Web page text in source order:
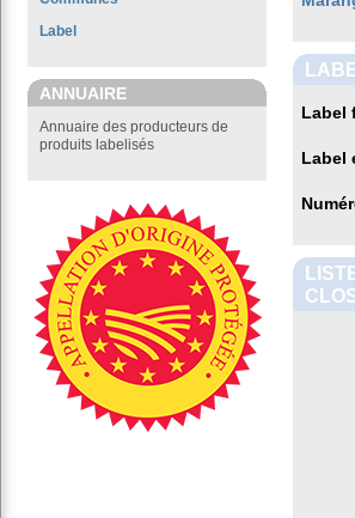
Label
ANNUAIRE
Annuaire des producteurs de
produits labelisés
Label
Label